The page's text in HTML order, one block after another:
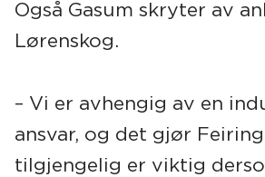
Også Gasum skryter av
Lørenskog.
– Vi er avhengig av en
ansvar, og det gjør
tilgjengelig er viktig